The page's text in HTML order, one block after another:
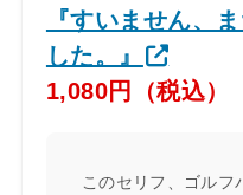
『すいません、
した。』
1,080円（税込）
このセリフ、ゴルフ